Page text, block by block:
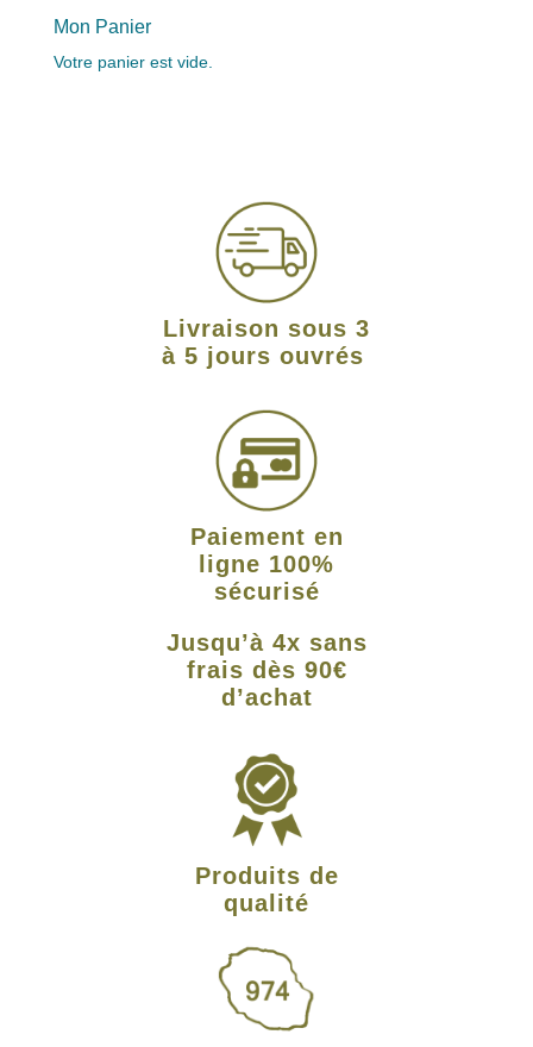
Mon Panier
Votre panier est vide.
Livraison sous 3
à 5 jours ouvrés
Paiement en
ligne 100%
sécurisé
Jusqu’à 4x sans
frais dès 90€
d’achat
Produits de
qualité